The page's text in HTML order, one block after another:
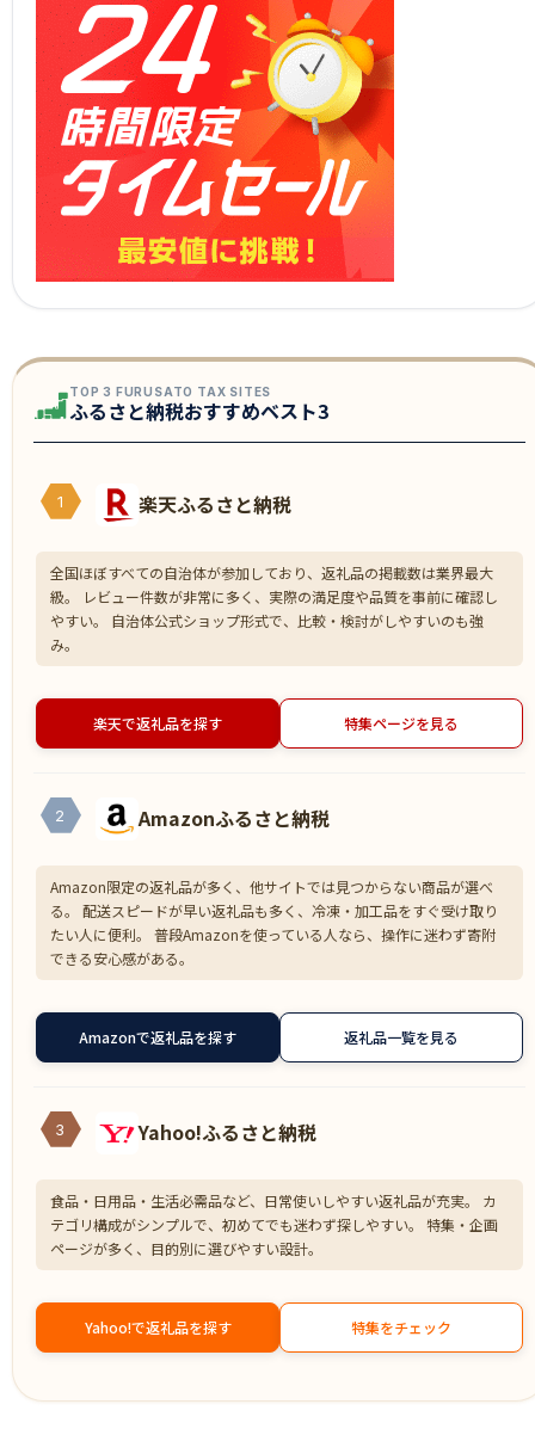
TOP 3 FURUSATO TAX SITES
ふるさと納税おすすめベスト3
1 楽天ふるさと納税
全国ほぼすべての自治体が参加しており、返礼品の掲載数は業界最大
級。 レビュー件数が非常に多く、実際の満足度や品質を事前に確認し
やすい。 自治体公式ショップ形式で、比較・検討がしやすいのも強
み。
楽天で返礼品を探す 特集ページを見る
2 Amazonふるさと納税
Amazon限定の返礼品が多く、他サイトでは見つからない商品が選べ
る。 配送スピードが早い返礼品も多く、冷凍・加工品をすぐ受け取り
たい人に便利。 普段Amazonを使っている人なら、操作に迷わず寄附
できる安心感がある。
Amazonで返礼品を探す 返礼品一覧を見る
3 Yahoo!ふるさと納税
食品・日用品・生活必需品など、日常使いしやすい返礼品が充実。 カ
テゴリ構成がシンプルで、初めてでも迷わず探しやすい。 特集・企画
ページが多く、目的別に選びやすい設計。
Yahoo!で返礼品を探す 特集をチェック